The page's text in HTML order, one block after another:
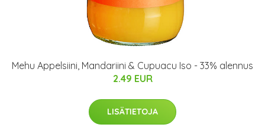
Mehu Appelsiini, Mandariini & Cupuacu Iso - 33% alennus
2.49 EUR
LISÄTIETOJA